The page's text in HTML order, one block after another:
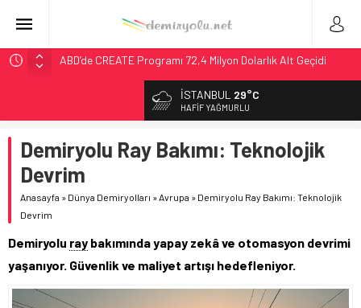
ABD’de CREATE Programı 72,4 Milyon Dolarlık Alt Geçidi
Ukrayna’da Yolcu Trenine İHA Saldırısı: Zamanında Tahliye
DB Modernizasyon Programı: 70. İstasyona Ulaşıldı
GB Railfreight İngiltere’de Lider, Class 99’lar 2026’da Yolda
Kadar Tamamlayacak
İSTANBUL 29°C
HAFIF YAĞMURLU
Demiryolu Ray Bakımı: Teknolojik
Devrim
Anasayfa » Dünya Demiryolları »Avrupa » Demiryolu Ray Bakımı: Teknolojik
Devrim
Demiryolu ray bakımında yapay zekâ ve otomasyon devrimi
yaşanıyor. Güvenlik ve maliyet artışı hedefleniyor.